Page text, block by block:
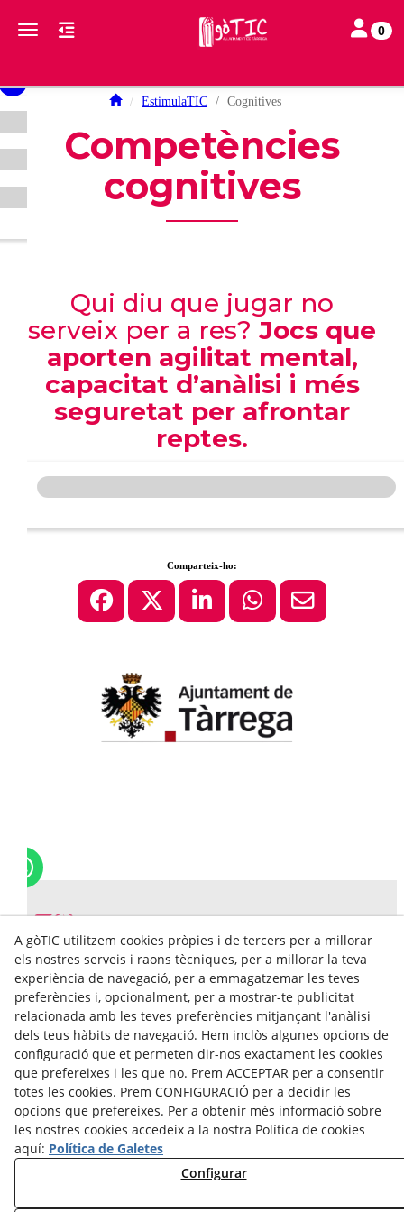
Toggle navigation Toggle
0
EstimulaTIC Cognitives
Competències
cognitives
Qui diu que jugar no
serveix per a res? Jocs que
aporten agilitat mental,
capacitat d’anàlisi i més
seguretat per afrontar
reptes.
Comparteix-ho:
gòTIC Ajuntament de Tàrrega
Carrer del Segle XX, 2, 2on
25300Tàrrega(Lleida)
+34 973 50 01 99
gotic@tarrega.cat
Avís Legal
A gòTIC utilitzem cookies pròpies i de tercers per a millorar
els nostres serveis i raons tècniques, per a millorar la teva
experiència de navegació, per a emmagatzemar les teves
preferències i, opcionalment, per a mostrar-te publicitat
relacionada amb les teves preferències mitjançant l'anàlisi
dels teus hàbits de navegació. Hem inclòs algunes opcions de
configuració que et permeten dir-nos exactament les cookies
que prefereixes i les que no. Prem ACCEPTAR per a consentir
totes les cookies. Prem CONFIGURACIÓ per a decidir les
opcions que prefereixes. Per a obtenir més informació sobre
les nostres cookies accedeix a la nostra Política de cookies
aquí: Política de Galetes
Configurar